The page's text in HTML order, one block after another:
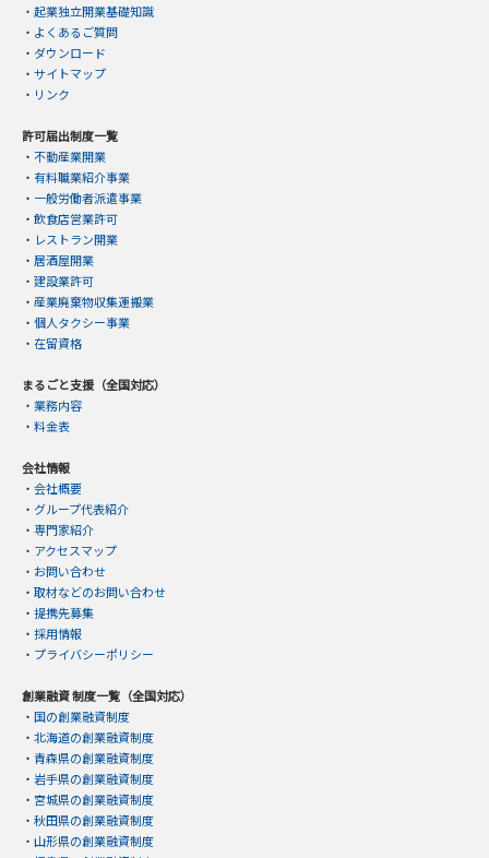
・ 起業独立開業基礎知識
・ よくあるご質問
・ ダウンロード
・ サイトマップ
・ リンク
許可届出制度一覧
・ 不動産業開業
・ 有料職業紹介事業
・ 一般労働者派遣事業
・ 飲食店営業許可
・ レストラン開業
・ 居酒屋開業
・ 建設業許可
・ 産業廃棄物収集運搬業
・ 個人タクシー事業
・ 在留資格
まるごと支援（全国対応）
・ 業務内容
・ 料金表
会社情報
・ 会社概要
・ グループ代表紹介
・ 専門家紹介
・ アクセスマップ
・ お問い合わせ
・ 取材などのお問い合わせ
・ 提携先募集
・ 採用情報
・ プライバシーポリシー
創業融資 制度一覧（全国対応）
・ 国の創業融資制度
・ 北海道の創業融資制度
・ 青森県の創業融資制度
・ 岩手県の創業融資制度
・ 宮城県の創業融資制度
・ 秋田県の創業融資制度
・ 山形県の創業融資制度